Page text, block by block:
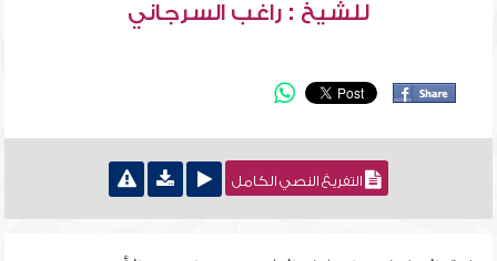
للشيخ : راغب السرجاني
التفريغ النصي الكامل